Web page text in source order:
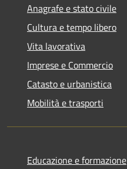
Anagrafe e stato civile
Cultura e tempo libero
Vita lavorativa
Imprese e Commercio
Catasto e urbanistica
Mobilità e trasporti
Educazione e formazione